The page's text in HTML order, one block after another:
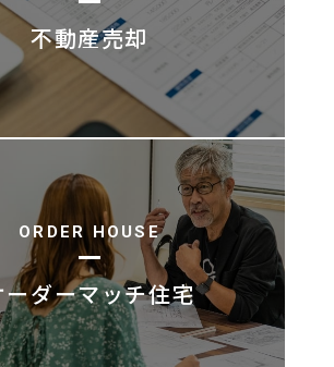
不動産売却
ORDER HOUSE
ーダーマッチ住宅